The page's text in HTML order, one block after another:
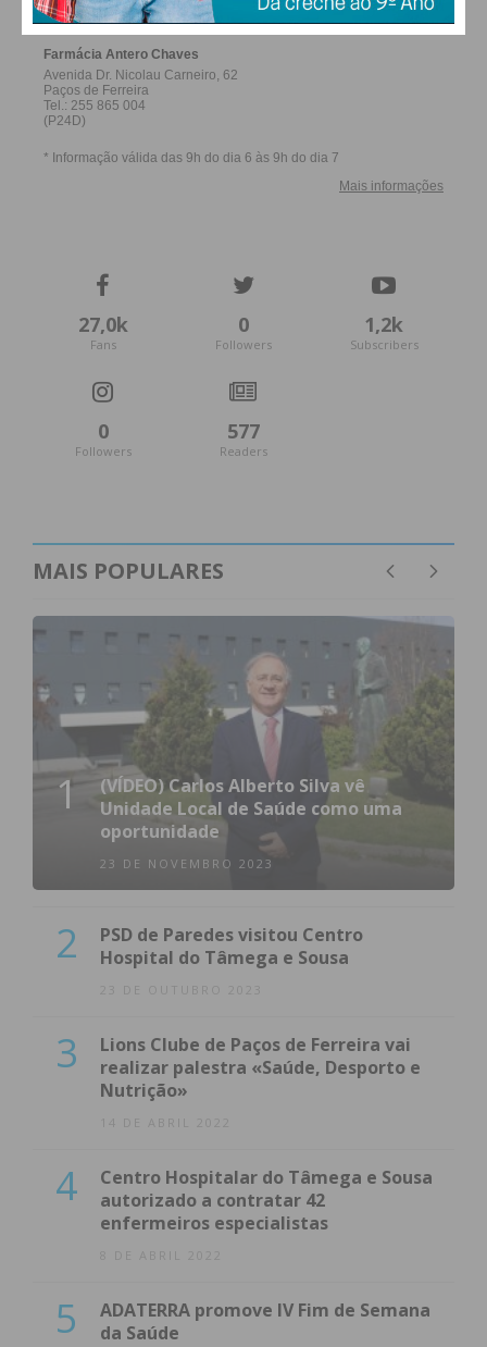
27,0k
Fans
0
Followers
1,2k
Subscribers
0
Followers
577
Readers
MAIS POPULARES
1
(VÍDEO) Carlos Alberto Silva vê
Unidade Local de Saúde como uma
oportunidade
23 DE NOVEMBRO 2023
2
PSD de Paredes visitou Centro
Hospital do Tâmega e Sousa
23 DE OUTUBRO 2023
3
Lions Clube de Paços de Ferreira vai
realizar palestra «Saúde, Desporto e
Nutrição»
14 DE ABRIL 2022
4
Centro Hospitalar do Tâmega e Sousa
autorizado a contratar 42
enfermeiros especialistas
8 DE ABRIL 2022
5
ADATERRA promove IV Fim de Semana
da Saúde